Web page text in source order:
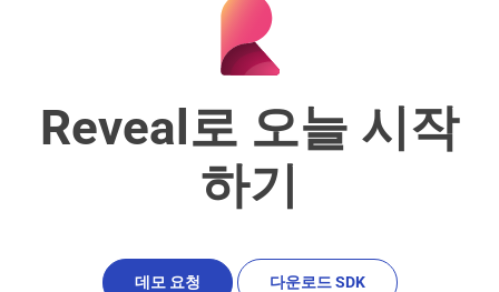
Reveal로 오늘 시작
하기
데모 요청 다운로드SDK